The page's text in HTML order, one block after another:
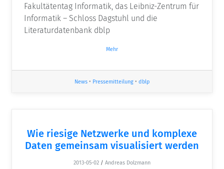
Fakultätentag Informatik, das Leibniz-Zentrum für
Informatik – Schloss Dagstuhl und die
Literaturdatenbank dblp
Mehr
News • Pressemitteilung • dblp
Wie riesige Netzwerke und komplexe
Daten gemeinsam visualisiert werden
2013-05-02 / Andreas Dolzmann